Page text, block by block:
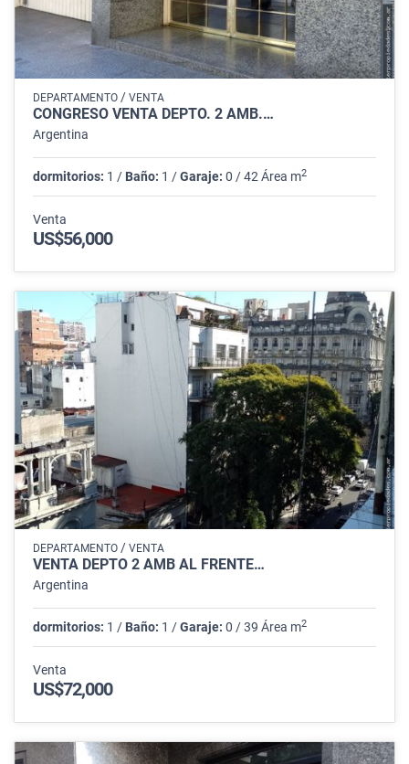
DEPARTAMENTO / VENTA
CONGRESO VENTA DEPTO. 2 AMB.…
Argentina
dormitorios: 1 / Baño: 1 /Garaje: 0 / 42 Área m2
Venta
US$56,000
DEPARTAMENTO / VENTA
VENTA DEPTO 2 AMB AL FRENTE…
Argentina
dormitorios: 1 / Baño: 1 /Garaje: 0 / 39 Área m2
Venta
US$72,000